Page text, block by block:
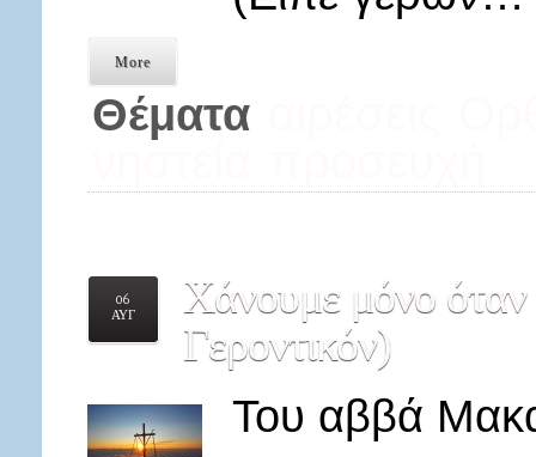
More
Θέματα
06
ΑΥΓ
Χάνουμε μόνο
Γεροντικόν)
Του αββά